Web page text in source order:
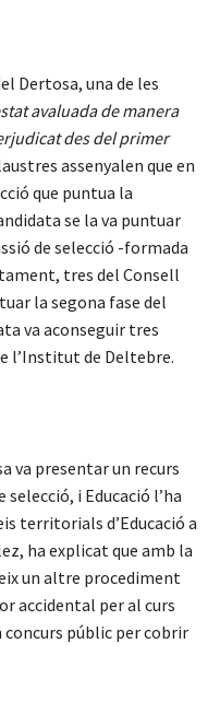
Dertosa, una de les
avaluada de manera
des del primer
assenyalen que en
que puntua la
se la va puntuar
de selecció -formada
tres del Consell
la segona fase del
va aconseguir tres
l’Institut de Deltebre.
va presentar un recurs
i Educació l’ha
territorials d’Educació a
ha explicat que amb la
un altre procediment
accidental per al curs
públic per cobrir